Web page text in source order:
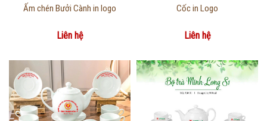
Thông tin chi tiết
Ấm chén Bưởi Cành in logo
Liên hệ
Thông tin chi tiết
Cốc in Logo
Liên hệ